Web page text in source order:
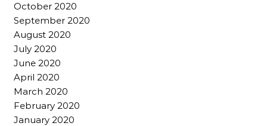
October 2020
September 2020
August 2020
July 2020
June 2020
April 2020
March 2020
February 2020
January 2020